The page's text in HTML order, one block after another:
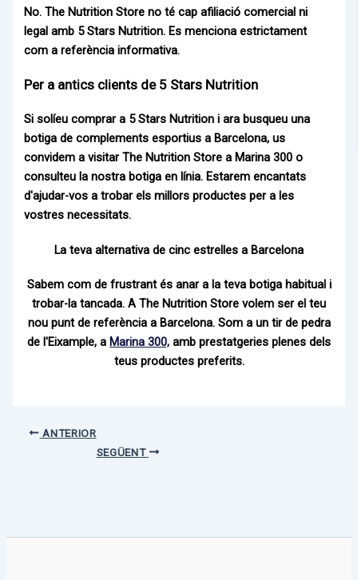
No.The Nutrition Store no té cap afiliació comercial ni
legal amb 5 Stars Nutrition. Es menciona estrictament
com a referència informativa.
Per a antics clients de 5 Stars Nutrition
Si solíeu comprar a 5 Stars Nutrition i ara busqueu una
botiga de complements esportius a Barcelona, us
convidem a visitarThe Nutrition Store a Marina 300 o
consulteu la nostra botiga en línia. Estarem encantats
d'ajudar-vos a trobar els millors productes per a les
vostres necessitats.
La teva alternativa de cinc estrelles a Barcelona
Sabem com de frustrant és anar a la teva botiga habitual i
trobar-la tancada. A The Nutrition Store volem ser el teu
nou punt de referència a Barcelona. Som a un tir de pedra
de l'Eixample, a Marina 300, amb prestatgeries plenes dels
teus productes preferits.
ANTERIOR
SEGÜENT